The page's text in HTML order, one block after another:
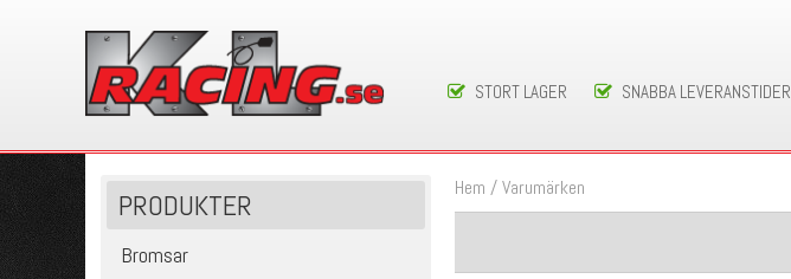
STORT LAGER SNABBA LEVERANSTIDER
PRODUKTER
Bromsar
Hem /Varumärken